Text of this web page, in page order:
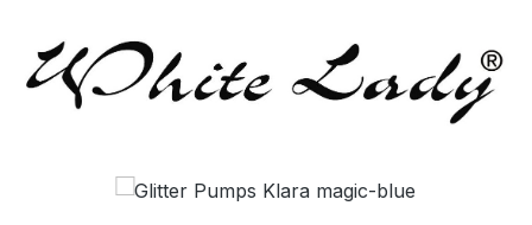
Bildergalerie überspringen